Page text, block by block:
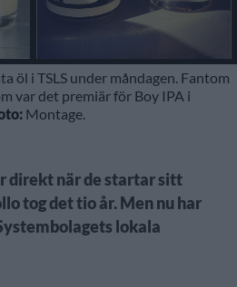
öl i TSLS under måndagen. Fantom
var det premiär för Boy IPA i
Montage.
direkt när de startar sitt
tog det tio år. Men nu har
lokala